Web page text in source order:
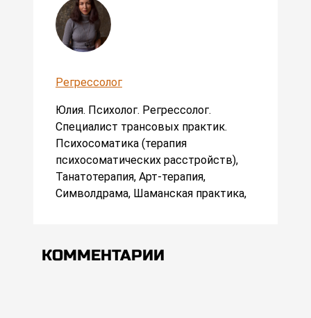
Регрессолог
Юлия. Психолог. Регрессолог.
Специалист трансовых практик.
Психосоматика (терапия
психосоматических расстройств),
Танатотерапия, Арт-терапия,
Символдрама, Шаманская практика,
КОММЕНТАРИИ